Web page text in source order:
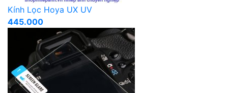
Kính Lọc Hoya UX UV
445.000